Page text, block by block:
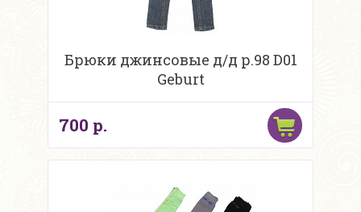
Брюки джинсовые д/д р.98 D01
Geburt
700 р.